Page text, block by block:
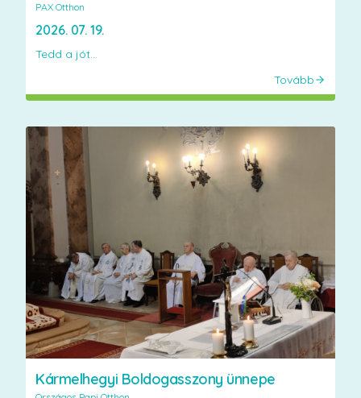
PAX Otthon
2026. 07. 19.
Tedd a jót...
Tovább
Kármelhegyi Boldogasszony ünnepe